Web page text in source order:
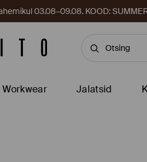
03.08–09.08. KOOD:
Workwear Jalatsid